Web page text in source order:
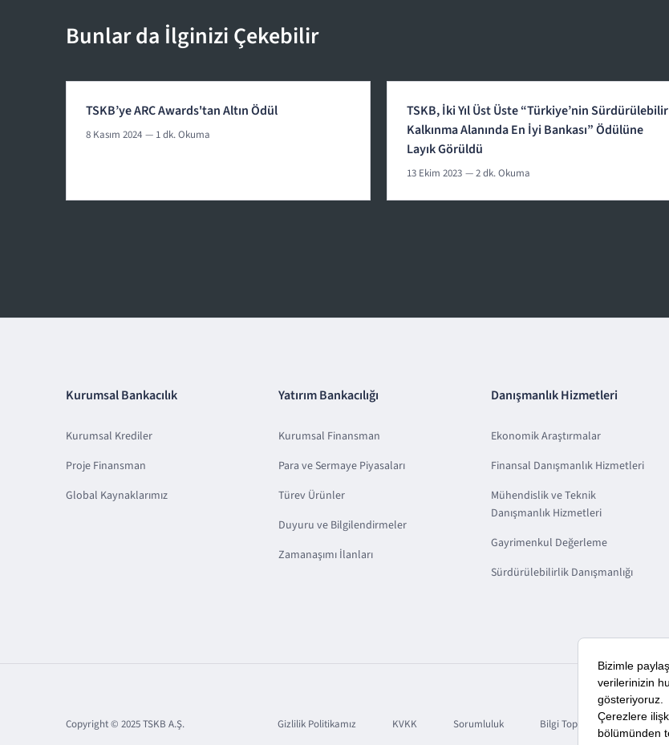
Bunlar da İlginizi Çekebilir
TSKB’ye ARC Awards'tan Altın Ödül
8 Kasım 2024 — 1 dk. Okuma
TSKB, İki Yıl Üst Üste “Türkiye’nin Sürdürülebilir
Kalkınma Alanında En İyi Bankası” Ödülüne
Layık Görüldü
13 Ekim 2023 — 2 dk. Okuma
Kurumsal Bankacılık
Kurumsal Krediler
Proje Finansman
Global Kaynaklarımız
Yatırım Bankacılığı
Kurumsal Finansman
Para ve Sermaye Piyasaları
Türev Ürünler
Duyuru ve Bilgilendirmeler
Zamanaşımı İlanları
Danışmanlık Hizmetleri
Ekonomik Araştırmalar
Finansal Danışmanlık Hizmetleri
Mühendislik ve Teknik
Danışmanlık Hizmetleri
Gayrimenkul Değerleme
Sürdürülebilirlik Danışmanlığı
Copyright © 2025 TSKB A.Ş. Gizlilik Politikamız KVKK Sorumluluk Bilgi Toplumu Hizmetleri